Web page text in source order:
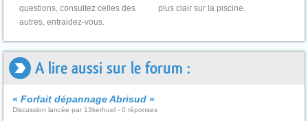
questions, consultez celles des
autres, entraidez-vous.
plus clair sur la piscine.
A lire aussi sur le forum :
« Forfait dépannage Abrisud »
Discussion lancée par 13kerhuel - 0 réponses